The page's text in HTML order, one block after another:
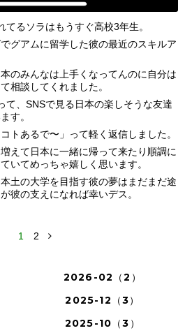
るソラはもうすぐ高校3年生。
グアムに留学した彼の最近のスキルア
のみんなは上手くなってんのに自分は
相談してくれました。
て、SNSで見る日本の楽しそうな友達
す。
トあるで〜」って軽く返信しました。
えて日本に一緒に帰って来たり順調に
いてめっちゃ嬉しく思います。
土の大学を目指す彼の夢はまだまだ途
彼の支えになれば幸いデス。
1 2
2026-02（2）
2025-12（3）
2025-10（3）